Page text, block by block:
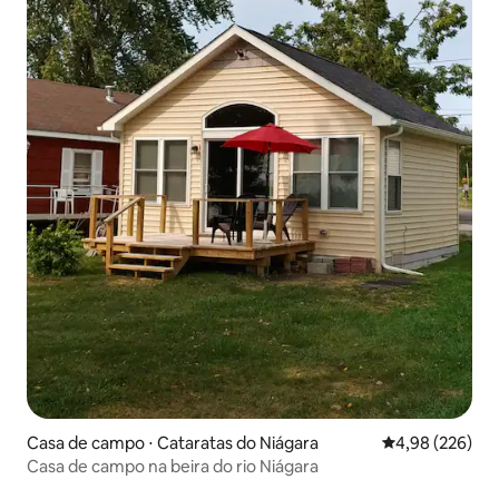
Casa de campo ⋅ Cataratas do Niágara 4,98 de uma
4,98 (226)
Casa de campo na beira do rio Niágara